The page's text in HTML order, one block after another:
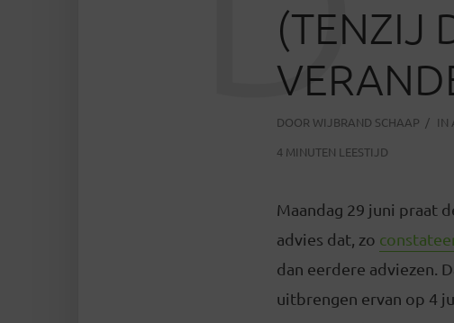
(TENZIJ
DOOR WIJBRAND SCHAAP IN
4 MINUTEN LEESTIJD
Maandag 29 juni praat
advies dat, zo
dan eerdere adviezen.
uitbrengen ervan op 4